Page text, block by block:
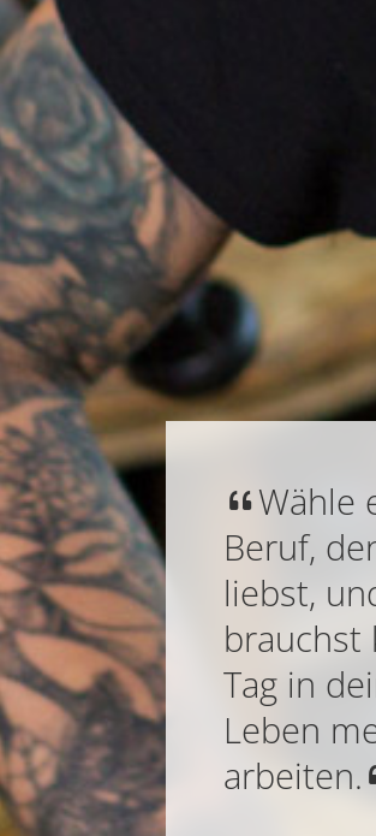
Wähle
Beruf,
liebst,
brauchst
Tag in
Leben
arbeiten.